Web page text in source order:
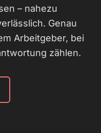
– nahezu
Genau
Arbeitgeber, bei
zählen.